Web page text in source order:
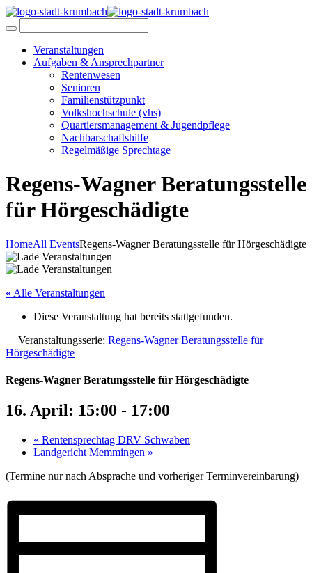
Veranstaltungen
Aufgaben & Ansprechpartner
Rentenwesen
Senioren
Familienstützpunkt
Volkshochschule (vhs)
Quartiersmanagement & Jugendpflege
Nachbarschaftshilfe
Regelmäßige Sprechtage
Regens-Wagner Beratungsstelle
für Hörgeschädigte
HomeAll EventsRegens-Wagner Beratungsstelle für Hörgeschädigte
« Alle Veranstaltungen
Diese Veranstaltung hat bereits stattgefunden.
Veranstaltungsserie: Regens-Wagner Beratungsstelle für
Hörgeschädigte
Regens-Wagner Beratungsstelle für Hörgeschädigte
16. April: 15:00 - 17:00
« Rentensprechtag DRV Schwaben
Landgericht Memmingen »
(Termine nur nach Absprache und vorheriger Terminvereinbarung)